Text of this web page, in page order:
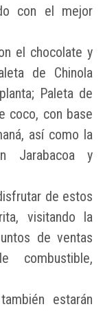
con el mejor
el chocolate y
de Chinola
Paleta de
coco, con base
así como la
Jarabacoa y
de estos
visitando la
de ventas
combustible,
estarán